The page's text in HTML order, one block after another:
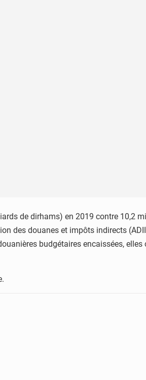
de dirhams) en 2019 contre 10,2
des douanes et impôts indirects
budgétaires encaissées, elles